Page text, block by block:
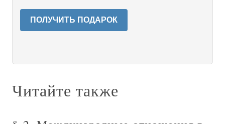
ПОЛУЧИТЬ ПОДАРОК
Читайте также